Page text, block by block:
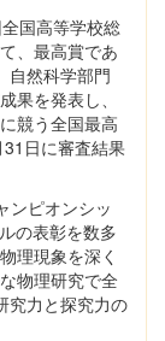
国高等学校総
、最高賞であ
自然科学部門
果を発表し、
競う全国最高
日に審査結果
ンピオンシッ
の表彰を数多
理現象を深く
物理研究で全
究力と探究力の